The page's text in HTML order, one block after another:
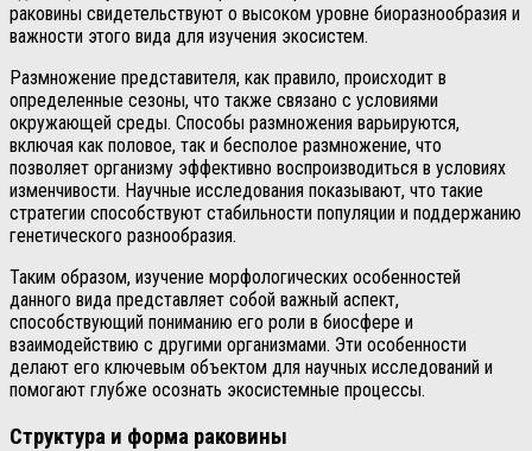
раковины свидетельствуют о высоком уровне биоразнообразия и
важности этого вида для изучения экосистем.
Размножение представителя, как правило, происходит в
определенные сезоны, что также связано с условиями
окружающей среды. Способы размножения варьируются,
включая как половое, так и бесполое размножение, что
позволяет организму эффективно воспроизводиться в условиях
изменчивости. Научные исследования показывают, что такие
стратегии способствуют стабильности популяции и поддержанию
генетического разнообразия.
Таким образом, изучение морфологических особенностей
данного вида представляет собой важный аспект,
способствующий пониманию его роли в биосфере и
взаимодействию с другими организмами. Эти особенности
делают его ключевым объектом для научных исследований и
помогают глубже осознать экосистемные процессы.
Структура и форма раковины